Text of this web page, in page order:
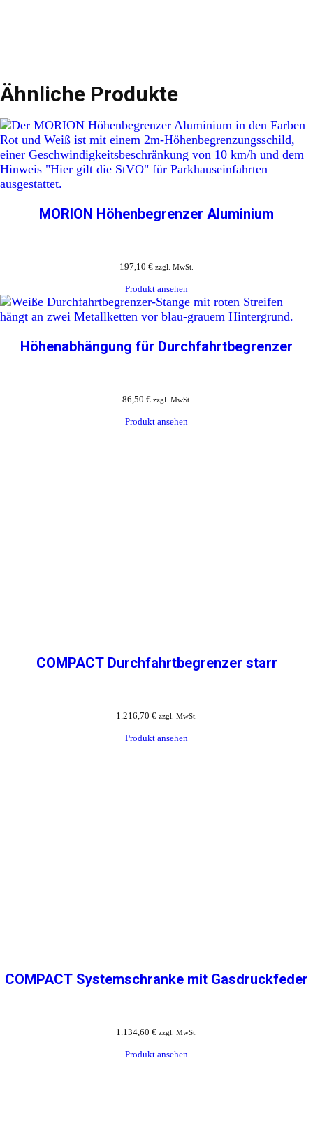
Ähnliche Produkte
MORION Höhenbegrenzer Aluminium
197,10 € zzgl. MwSt.
Produkt ansehen
Höhenabhängung für Durchfahrtbegrenzer
86,50 € zzgl. MwSt.
Produkt ansehen
COMPACT Durchfahrtbegrenzer starr
1.216,70 € zzgl. MwSt.
Produkt ansehen
COMPACT Systemschranke mit Gasdruckfeder
1.134,60 € zzgl. MwSt.
Produkt ansehen